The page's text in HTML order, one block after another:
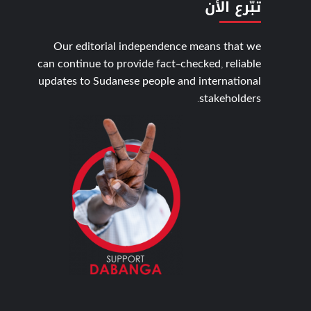
تبّرع الأن
Our editorial independence means that we
can continue to provide fact-checked, reliable
updates to Sudanese people and international
stakeholders.